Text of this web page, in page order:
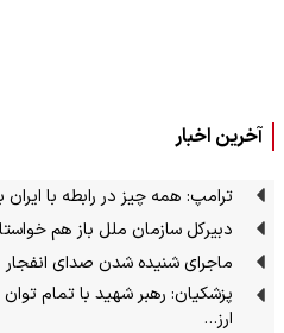
آخرین اخبار
ترامپ: همه چیز در رابطه با
دبیرکل سازمان ملل باز هم
ماجرای شنیده شدن صدای
پزشکیان: رهبر شهید با تمام
ارز…